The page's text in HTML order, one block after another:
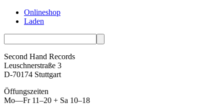
Onlineshop
Laden
Second Hand Records
Leuschnerstraße 3
D-70174 Stuttgart
Öffungszeiten
Mo—Fr 11–20 + Sa 10–18